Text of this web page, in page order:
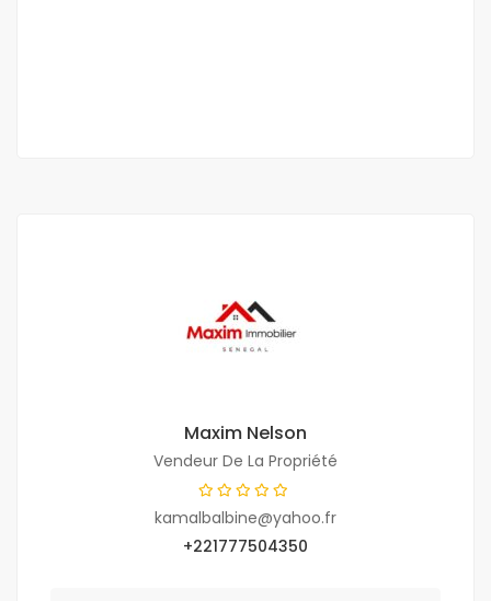
Maxim Nelson
Vendeur De La Propriété
kamalbalbine@yahoo.fr
+221777504350